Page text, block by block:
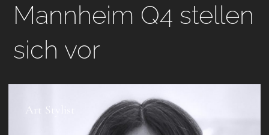
Mannheim Q4 stellen
sich vor
Art Stylist